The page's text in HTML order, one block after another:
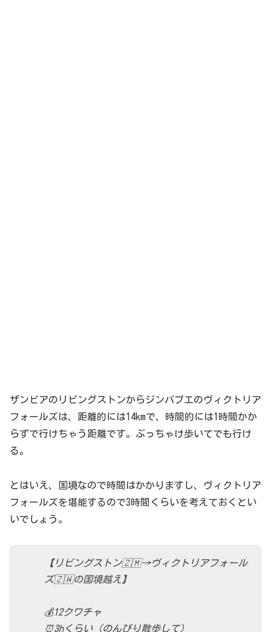
ザンビアのリビングストンからジンバブエのヴィクトリア
フォールズは、距離的には14kmで、時間的には1時間かか
らずで行けちゃう距離です。ぶっちゃけ歩いてでも行け
る。
とはいえ、国境なので時間はかかりますし、ヴィクトリア
フォールズを堪能するので3時間くらいを考えておくとい
いでしょう。
【リビングストン🇿🇲→ヴィクトリアフォール
ズ🇿🇼の国境越え】
💰12クワチャ
⏰3hくらい（のんびり散歩して）